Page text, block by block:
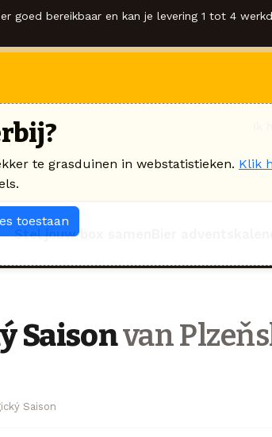
goed bereikbaar en kan je levering 1 tot 4
Stel jouw box samen
Saisonvan
Saison
te grasduinen in webstatistieken. Klik
toestaan